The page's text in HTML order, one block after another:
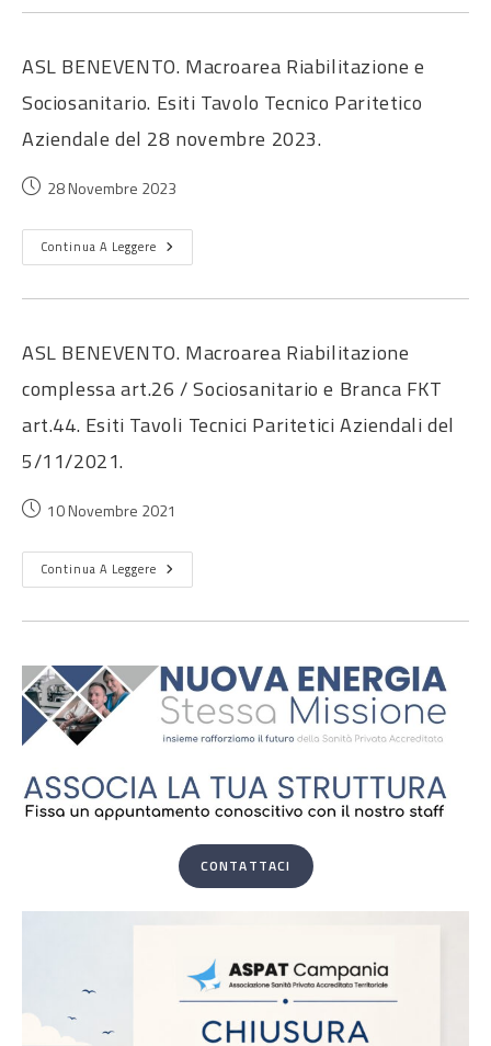
ASL BENEVENTO. Macroarea Riabilitazione e
Sociosanitario. Esiti Tavolo Tecnico Paritetico
Aziendale del 28 novembre 2023.
28 Novembre 2023
Continua A Leggere
ASL BENEVENTO. Macroarea Riabilitazione
complessa art.26 / Sociosanitario e Branca FKT
art.44. Esiti Tavoli Tecnici Paritetici Aziendali del
5/11/2021.
10 Novembre 2021
Continua A Leggere
CONTATTACI